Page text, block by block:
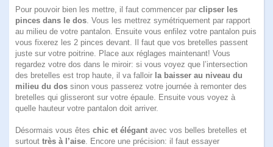
Pour pouvoir bien les mettre, il faut commencer par clipser les
pinces dans le dos. Vous les mettrez symétriquement par rapport
au milieu de votre pantalon. Ensuite vous enfilez votre pantalon puis
vous fixerez les 2 pinces devant. Il faut que vos bretelles passent
juste sur votre poitrine. Place aux réglages maintenant! Vous
regardez votre dos dans le miroir: si vous voyez que l’intersection
des bretelles est trop haute, il va falloir la baisser au niveau du
milieu du dos sinon vous passerez votre journée à remonter des
bretelles qui glisseront sur votre épaule. Ensuite vous voyez à
quelle hauteur votre pantalon doit arriver.
Désormais vous êtes chic et élégant avec vos belles bretelles et
surtout très à l’aise. Encore une précision: il faut essayer